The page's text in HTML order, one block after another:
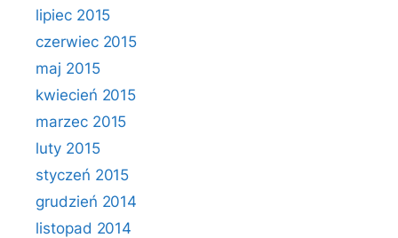
lipiec 2015
czerwiec 2015
maj 2015
kwiecień 2015
marzec 2015
luty 2015
styczeń 2015
grudzień 2014
listopad 2014